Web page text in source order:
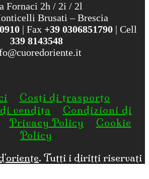
Fornaci 2h / 2i / 2l
Brusati – Brescia
| Fax +39 0306851790 | Cell
339 8143548
Costi di trasporto
vendita
Condizioni di
Privacy Policy
Cookie
Policy
. Tutti i diritti riservati